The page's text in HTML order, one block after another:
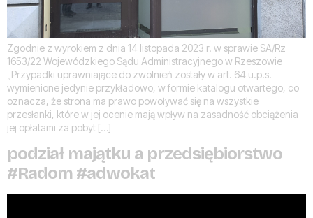
Zgodnie z wyrokiem z dnia 14 listopada 2023 r. w sprawie SA/Rz
1653/22 Wojewódzkiego Sądu Administracyjnego w Rzeszowie
„Przypadki uprawniające do zwolnień zostały w art. 64 u.p.s.
wymienione jedynie przykładowo, w formie katalogu otwartego, co
oznacza, że strona ma prawo powoływać się na wszystkie
przesłanki, które w jej ocenie mają wpływ na zasadność obciążenia
jej opłatami za pobyt […]
podział majątku a przedsiębiorstwo
#Radom #adwokat